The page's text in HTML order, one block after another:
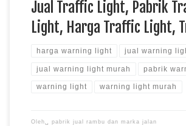
Jual Traffic Light, Pabrik
Light, Harga Traffic Light,
harga warning light jual warning
jual warning light murah pabrik
warning light warning light murah
Oleh␣ pabrik jual rambu dan marka jalan